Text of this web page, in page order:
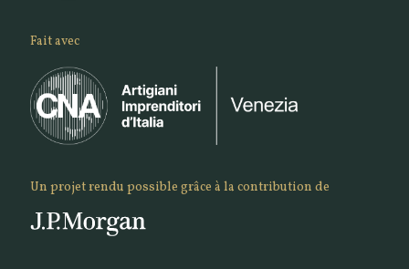
Fait avec
Un projet rendu possible grâce à la contribution de